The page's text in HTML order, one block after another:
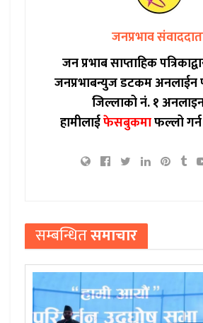
जनप्रभाव
जन प्रभाब साप्ताहिक
जनप्रभाबन्युज डटकम अनलाईन
जिल्लाको नं. १ अनलाइन
हामीलाईफेसबुकमाफल्लो
सम्बन्धितसमाचार